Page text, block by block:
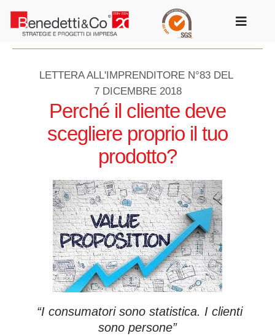
contenuto
Toggle
LETTERA ALL'IMPRENDITORE N°83 DEL
7 DICEMBRE 2018
Perché il cliente deve
scegliere proprio il tuo
prodotto?
“I consumatori sono statistica. I clienti
sono persone”